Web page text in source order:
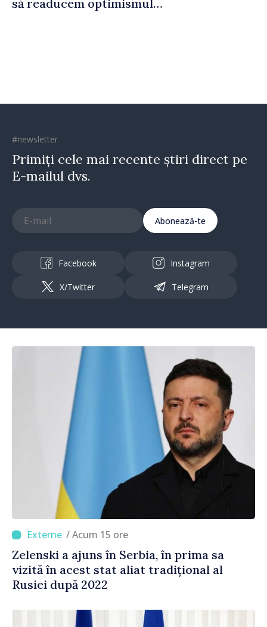
să readucem optimismul
#newsletter
Primiți cele mai recente știri direct pe
E-mailul dvs.
Abonează-te
Facebook Instagram
X/Twitter Telegram
/ Acum 15 ore
Zelenski a ajuns în Serbia, în prima sa
vizită în acest stat aliat tradițional al
Rusiei după 2022